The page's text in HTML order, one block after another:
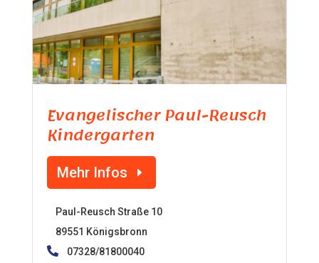
Evangelischer Paul-Reusch
Kindergarten
Mehr Infos
Paul-Reusch Straße 10
89551 Königsbronn
07328/81800040